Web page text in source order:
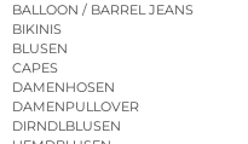
BALLOON / BARREL JEANS
BIKINIS
BLUSEN
CAPES
DAMENHOSEN
DAMENPULLOVER
DIRNDLBLUSEN